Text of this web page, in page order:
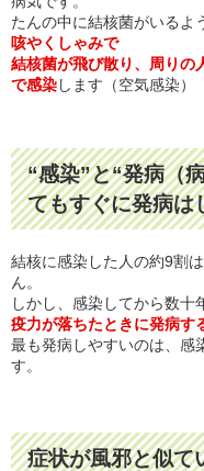
たんの中に結核菌がいるよ
咳やくしゃみで
結核菌が飛び散り、 周りの
で感染します（空気感染）
“感染”と“発病（
てもすぐに発病は
結核に感染した人の約9割
ん。
しかし、感染してから数
疫力が落ちたときに発病す
最も発病しやすいのは、感
す。
症状が風邪と似